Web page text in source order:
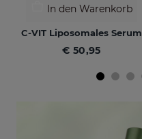
In den Warenkorb
C-VIT Liposomales Serum
€ 50,95